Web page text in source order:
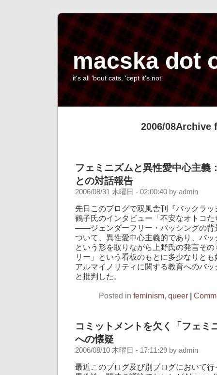
macska dot
it's all 'bout cats, 'cept it's not
2006/08Archive
フェミニズムと異性愛中心主義
との対話報告
2006/08/31 木曜日 - 02:00:40 by admin
先日このブログで双風舎刊『バックラ
鶴子氏のインタビュー「不安なオトコ
——ジェンダーフリー・バッシングの
ついて、異性愛中心主義的であり、バ
という形を取りながら上野氏の発言そ
リー」という看板のもとに多少なりと
アルマイノリティに関する教育へのバ
と批判した。
Posted in feminism, queer |
コミットメントを欠く「フェミ
への懐疑
2006/08/10 木曜日 - 17:11:29 by admin
最近このブログ及び別ブログにおいて